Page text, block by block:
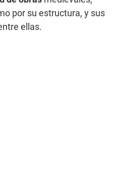
por su estructura, y sus
ellas.